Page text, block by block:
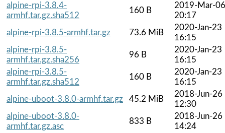
alpine-rpi-3.8.4-
armhf.tar.gz.sha512
160 B
2019-Mar-06
20:17
alpine-rpi-3.8.5-armhf.tar.gz
73.6 MiB
2020-Jan-23
16:15
alpine-rpi-3.8.5-
armhf.tar.gz.sha256
96 B
2020-Jan-23
16:15
alpine-rpi-3.8.5-
armhf.tar.gz.sha512
160 B
2020-Jan-23
16:15
alpine-uboot-3.8.0-armhf.tar.gz
45.2 MiB
2018-Jun-26
12:30
alpine-uboot-3.8.0-
armhf.tar.gz.asc
833 B
2018-Jun-26
14:24